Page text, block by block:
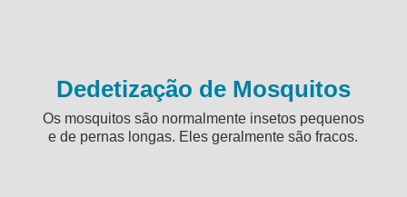
Dedetização de Mosquitos
Os mosquitos são normalmente insetos pequenos
e de pernas longas. Eles geralmente são fracos.